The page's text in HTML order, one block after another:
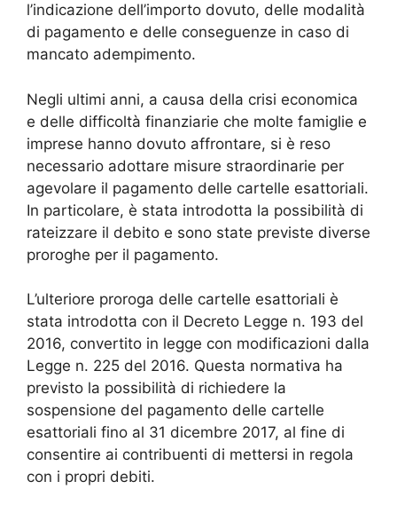
l’indicazione dell’importo dovuto, delle modalità
di pagamento e delle conseguenze in caso di
mancato adempimento.
Negli ultimi anni, a causa della crisi economica
e delle difficoltà finanziarie che molte famiglie e
imprese hanno dovuto affrontare, si è reso
necessario adottare misure straordinarie per
agevolare il pagamento delle cartelle esattoriali.
In particolare, è stata introdotta la possibilità di
rateizzare il debito e sono state previste diverse
proroghe per il pagamento.
L’ulteriore proroga delle cartelle esattoriali è
stata introdotta con il Decreto Legge n. 193 del
2016, convertito in legge con modificazioni dalla
Legge n. 225 del 2016. Questa normativa ha
previsto la possibilità di richiedere la
sospensione del pagamento delle cartelle
esattoriali fino al 31 dicembre 2017, al fine di
consentire ai contribuenti di mettersi in regola
con i propri debiti.